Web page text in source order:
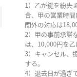
1）乙が鍵を紛失
合、甲の営業時
間外の対応は
2）甲の事前承諾
は、10,000円を
3）キャンセル、
する。
4）退去日が過ぎ